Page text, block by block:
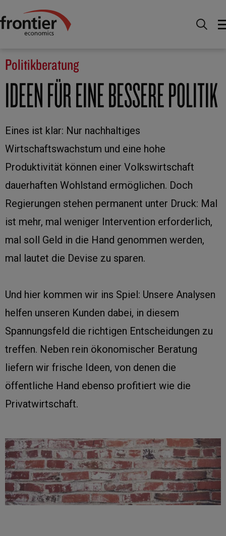
Home Fachwissen
Politikberatung
IDEEN FÜR EINE BESSERE POLITIK
Eines ist klar: Nur nachhaltiges
Wirtschaftswachstum und eine hohe
Produktivität können einer Volkswirtschaft
dauerhaften Wohlstand ermöglichen. Doch
Regierungen stehen permanent unter Druck: Mal
ist mehr, mal weniger Intervention erforderlich,
mal soll Geld in die Hand genommen werden,
mal lautet die Devise zu sparen.
Und hier kommen wir ins Spiel: Unsere Analysen
helfen unseren Kunden dabei, in diesem
Spannungsfeld die richtigen Entscheidungen zu
treffen. Neben rein ökonomischer Beratung
liefern wir frische Ideen, von denen die
öffentliche Hand ebenso profitiert wie die
Privatwirtschaft.